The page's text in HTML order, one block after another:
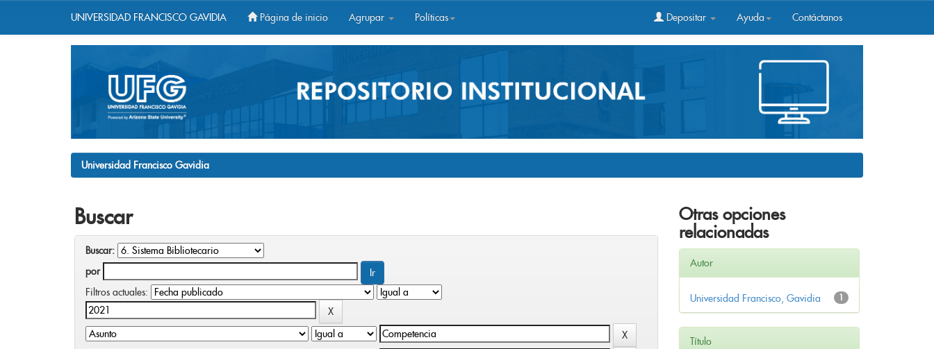
UNIVERSIDAD FRANCISCO GAVIDIA Página de inicio Agrupar Políticas Depositar Ayuda Contáctanos
Universidad Francisco Gavidia
Buscar
Buscar:
por
Filtros actuales:
Otras opciones
relacionadas
Autor
1
Universidad Francisco, Gavidia
Título